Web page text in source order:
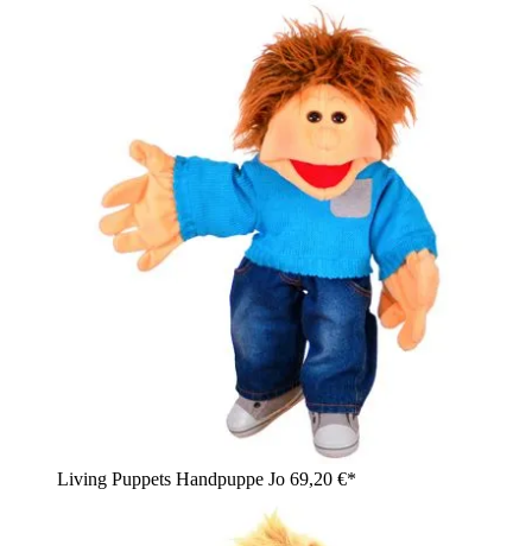
Living Puppets Handpuppe Jo 69,20 €*